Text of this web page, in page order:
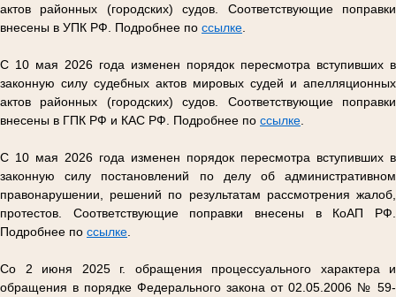
актов районных (городских) судов. Соответствующие поправки
внесены в УПК РФ. Подробнее по ссылке
С 10 мая 2026 года изменен порядок пересмотра вступивших в
законную силу судебных актов мировых судей и апелляционных
актов районных (городских) судов. Соответствующие поправки
внесены в ГПК РФ и КАС РФ. Подробнее по ссылке
С 10 мая 2026 года изменен порядок пересмотра вступивших в
законную силу постановлений по делу об административном
правонарушении, решений по результатам рассмотрения жалоб,
протестов. Соответствующие поправки внесены в КоАП РФ.
Подробнее по ссылке
Со 2 июня 2025 г. обращения процессуального характера и
обращения в порядке Федерального закона от 02.05.2006 № 59-